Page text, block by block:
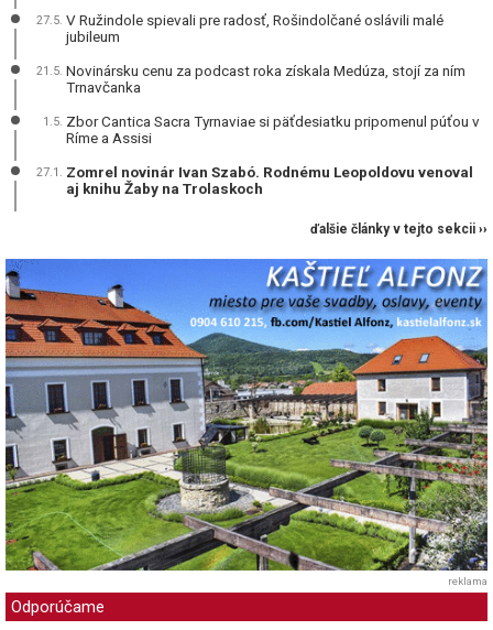
27.5. V Ružindole spievali pre radosť, Rošindolčané oslávili malé
jubileum
21.5. Novinársku cenu za podcast roka získala Medúza, stojí za ním
Trnavčanka
1.5. Zbor Cantica Sacra Tyrnaviae si päťdesiatku pripomenul púťou v
Ríme a Assisi
27.1. Zomrel novinár Ivan Szabó. Rodnému Leopoldovu venoval
aj knihu Žaby na Trolaskoch
ďalšie články v tejto sekcii ››
reklama
Odporúčame